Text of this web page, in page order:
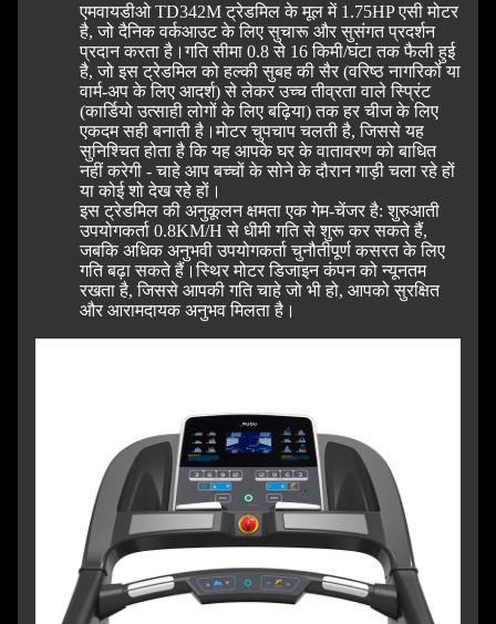
एमवायडीओ TD342M ट्रेडमिल के मूल में 1.75HP एसी मोटर
है, जो दैनिक वर्कआउट के लिए सुचारू और सुसंगत प्रदर्शन
प्रदान करता है।गति सीमा 0.8 से 16 किमी/घंटा तक फैली हुई
है, जो इस ट्रेडमिल को हल्की सुबह की सैर (वरिष्ठ नागरिकों या
वार्म-अप के लिए आदर्श) से लेकर उच्च तीव्रता वाले स्प्रिंट
(कार्डियो उत्साही लोगों के लिए बढ़िया) तक हर चीज के लिए
एकदम सही बनाती है।मोटर चुपचाप चलती है, जिससे यह
सुनिश्चित होता है कि यह आपके घर के वातावरण को बाधित
नहीं करेगी - चाहे आप बच्चों के सोने के दौरान गाड़ी चला रहे हों
या कोई शो देख रहे हों।
इस ट्रेडमिल की अनुकूलन क्षमता एक गेम-चेंजर है: शुरुआती
उपयोगकर्ता 0.8KM/H से धीमी गति से शुरू कर सकते हैं,
जबकि अधिक अनुभवी उपयोगकर्ता चुनौतीपूर्ण कसरत के लिए
गति बढ़ा सकते हैं।स्थिर मोटर डिजाइन कंपन को न्यूनतम
रखता है, जिससे आपकी गति चाहे जो भी हो, आपको सुरक्षित
और आरामदायक अनुभव मिलता है।